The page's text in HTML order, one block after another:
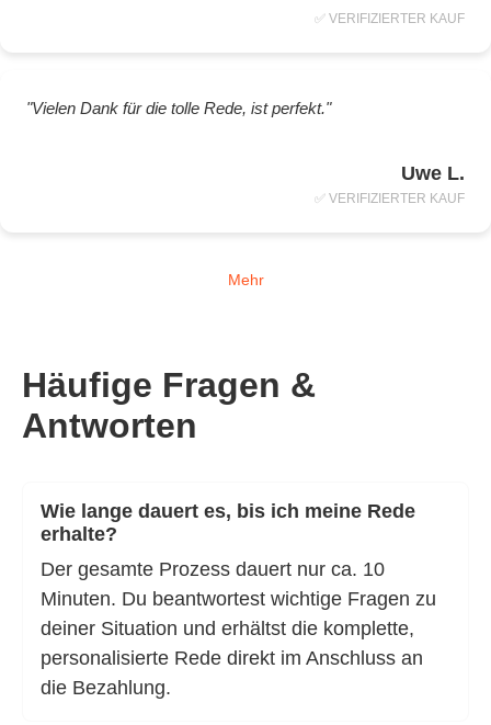
✅ VERIFIZIERTER KAUF
"Vielen Dank für die tolle Rede, ist perfekt."
Uwe L.
✅ VERIFIZIERTER KAUF
Mehr
Häufige Fragen &
Antworten
Wie lange dauert es, bis ich meine Rede
erhalte?
Der gesamte Prozess dauert nur ca. 10
Minuten. Du beantwortest wichtige Fragen zu
deiner Situation und erhältst die komplette,
personalisierte Rede direkt im Anschluss an
die Bezahlung.